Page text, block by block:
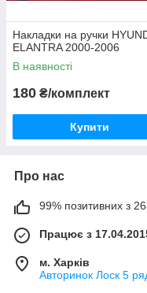
Накладки на ручки
ELANTRA 2000-2006
В наявності
180 ₴/комплект
Купити
Про нас
99% позитивних з
Працює з
м. Харків
Авторинок Лоск 5